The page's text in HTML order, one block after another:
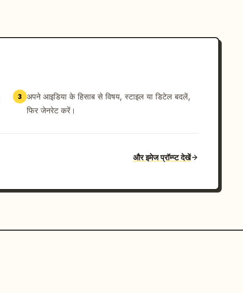
3 अपने आइडिया के हिसाब से विषय, स्टाइल या डिटेल बदलें,
फिर जेनरेट करें।
और इमेज प्रॉम्प्ट देखें